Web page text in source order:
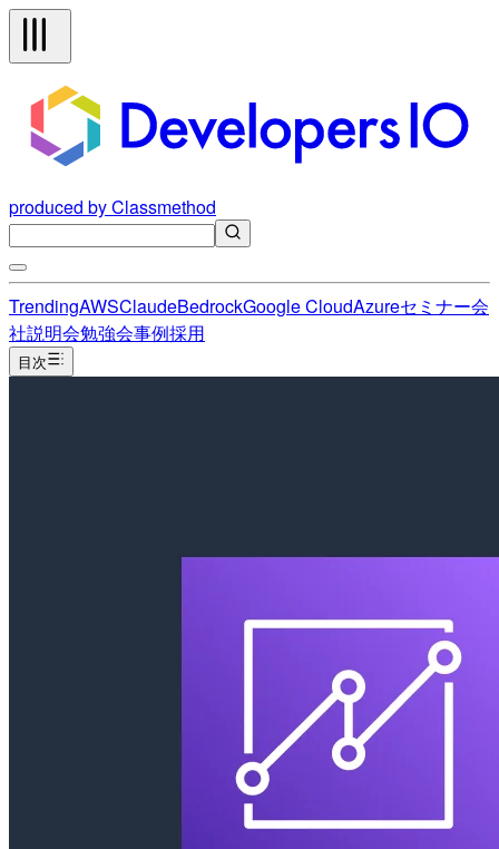
produced by Classmethod
TrendingAWSClaudeBedrockGoogle CloudAzureセミナー会
社説明会勉強会事例採用
目次